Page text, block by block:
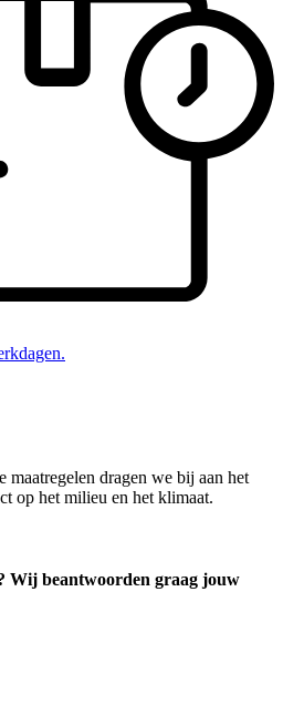
maatregelen dragen we bij aan het
op het milieu en het klimaat.
Wij beantwoorden graag jouw